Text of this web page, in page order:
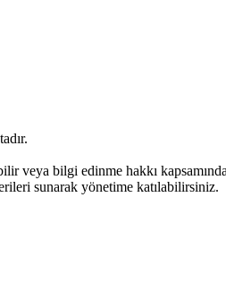
veya bilgi edinme hakkı
sunarak yönetime katılabilirsiniz.